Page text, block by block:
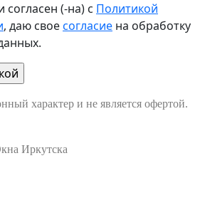
(-на) с Политикой
, даю своесогласие на обработку
характер и не является офертой.
Иркутска